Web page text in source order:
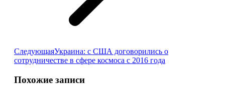
СледующаяСледующая
запись:
Украина: с США договорились о
сотрудничестве в сфере космоса с 2016 года
Похожие записи